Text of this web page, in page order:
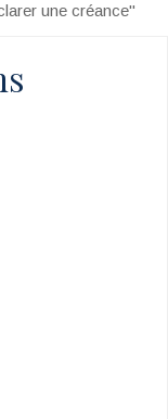
une créance"